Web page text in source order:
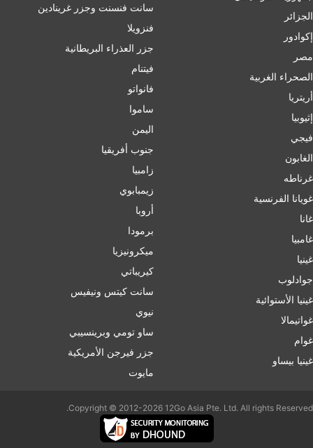
الجزائر
إكوادور
مصر
الصحراء الغربية
أريتريا
إثيوبيا
فيجي
الغابون
غرناطه
غويانا الفرنسية
غانا
غامبيا
غينيا
جوادلوب
غينيا الأستوائية
غواتيمالا
غوام
غينيا بيساو
سانت فنسنت وجزر غرينادين
فنزويلا
جزر العذراء البريطانية
فيتنام
فانواتو
ساموا
اليمن
جنوب أفريقيا
زامبيا
زيمبابوي
أروبا
برمودا
ميكرونيزيا
كيريباتي
سانت كيتس ونيفيس
نيوي
ساو تومي وبرينسيبي
جزر فيرجن الأمريكية
مايوت
Copyright © 2012-2026 12Go Asia Pte. Ltd. All rights Reserved.